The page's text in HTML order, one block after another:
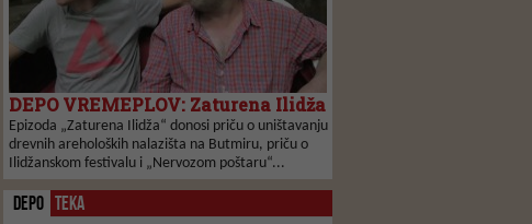
DEPO VREMEPLOV: Zaturena Ilidža
Epizoda „Zaturena Ilidža“ donosi priču o uništavanju
drevnih areholoških nalazišta na Butmiru, priču o
Ilidžanskom festivalu i „Nervozom poštaru“...
DEPO TEKA